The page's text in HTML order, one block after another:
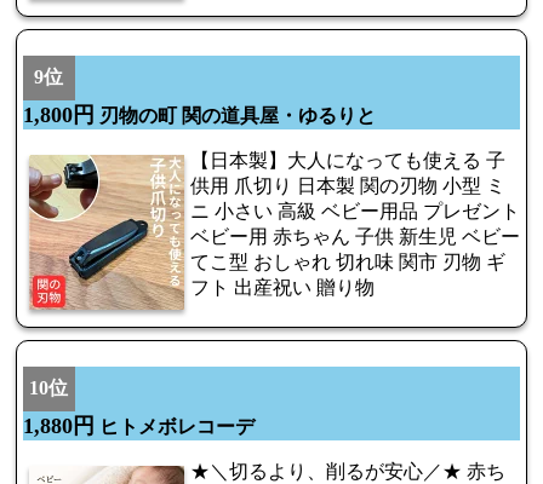
9位
1,800円 刃物の町 関の道具屋・ゆるりと
【日本製】大人になっても使える 子
供用 爪切り 日本製 関の刃物 小型 ミ
ニ 小さい 高級 ベビー用品 プレゼント
ベビー用 赤ちゃん 子供 新生児 ベビー
てこ型 おしゃれ 切れ味 関市 刃物 ギ
フト 出産祝い 贈り物
10位
1,880円 ヒトメボレコーデ
★＼切るより、削るが安心／★ 赤ち